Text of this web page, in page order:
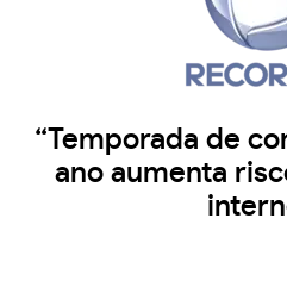
“Temporada de
ano aumenta